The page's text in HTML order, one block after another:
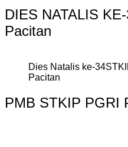
DIES NATALIS
Pacitan
Dies Natalis ke-
Pacitan
PMB STKIP PGRI